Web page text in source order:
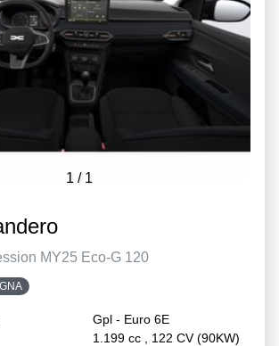
1 / 1
MY25 Eco-G 120
Gpl - Euro 6E
1.199 cc , 122 CV (90KW)